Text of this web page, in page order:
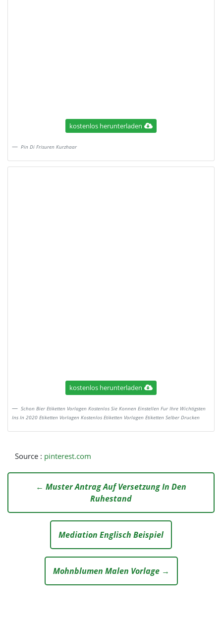
kostenlos herunterladen
Pin Di Frisuren Kurzhaar
kostenlos herunterladen
Schon Bier Etiketten Vorlagen Kostenlos Sie Konnen Einstellen Fur Ihre Wichtigsten
Ins In 2020 Etiketten Vorlagen Kostenlos Etiketten Vorlagen Etiketten Selber Drucken
Source : pinterest.com
← Muster Antrag Auf Versetzung In Den
Ruhestand
Mediation Englisch Beispiel
Mohnblumen Malen Vorlage →